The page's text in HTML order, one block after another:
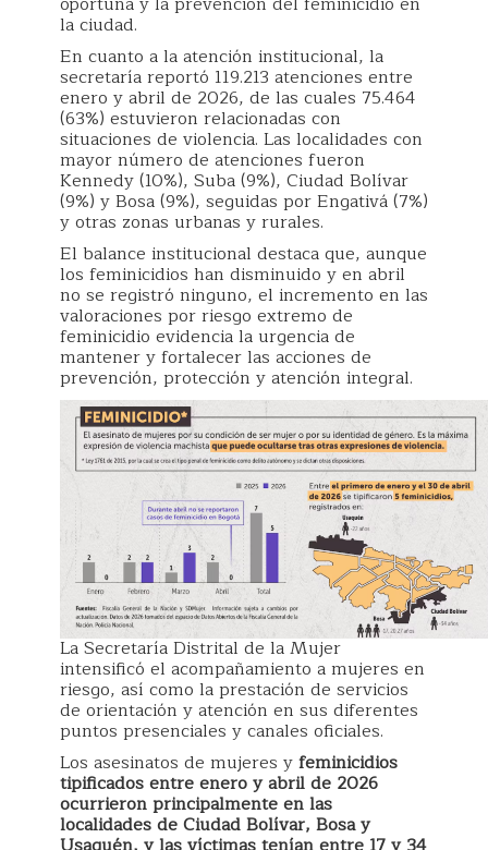
la ciudad.
En cuanto a la atención institucional, la
secretaría reportó 119.213 atenciones entre
enero y abril de 2026, de las cuales 75.464
(63%) estuvieron relacionadas con
situaciones de violencia. Las localidades con
mayor número de atenciones fueron
Kennedy (10%), Suba (9%), Ciudad Bolívar
(9%) y Bosa (9%), seguidas por Engativá (7%)
y otras zonas urbanas y rurales.
El balance institucional destaca que, aunque
los feminicidios han disminuido y en abril
no se registró ninguno, el incremento en las
valoraciones por riesgo extremo de
feminicidio evidencia la urgencia de
mantener y fortalecer las acciones de
prevención, protección y atención integral.
La Secretaría Distrital de la Mujer
intensificó el acompañamiento a mujeres en
riesgo, así como la prestación de servicios
de orientación y atención en sus diferentes
puntos presenciales y canales oficiales.
Los asesinatos de mujeres yfeminicidios
tipificados entre enero y abril de 2026
ocurrieron principalmente en las
localidades de Ciudad Bolívar, Bosa y